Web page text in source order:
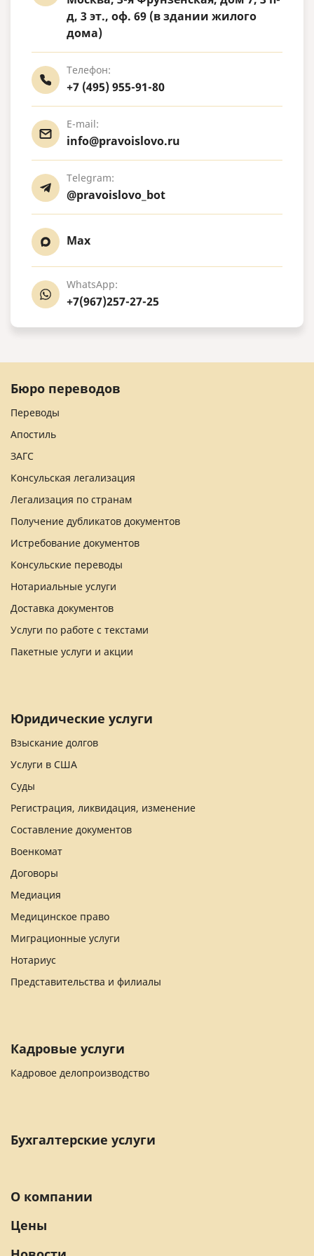
д, 3 эт., оф. 69 (в здании жилого
дома)
Телефон:
+7 (495) 955-91-80
E-mail:
info@pravoislovo.ru
Telegram:
@pravoislovo_bot
Max
WhatsApp:
+7(967)257-27-25
Бюро переводов
Переводы
Апостиль
ЗАГС
Консульская легализация
Легализация по странам
Получение дубликатов документов
Истребование документов
Консульские переводы
Нотариальные услуги
Доставка документов
Услуги по работе с текстами
Пакетные услуги и акции
Юридические услуги
Взыскание долгов
Услуги в США
Суды
Регистрация, ликвидация, изменение
Составление документов
Военкомат
Договоры
Медиация
Медицинское право
Миграционные услуги
Нотариус
Представительства и филиалы
Кадровые услуги
Кадровое делопроизводство
Бухгалтерские услуги
О компании
Цены